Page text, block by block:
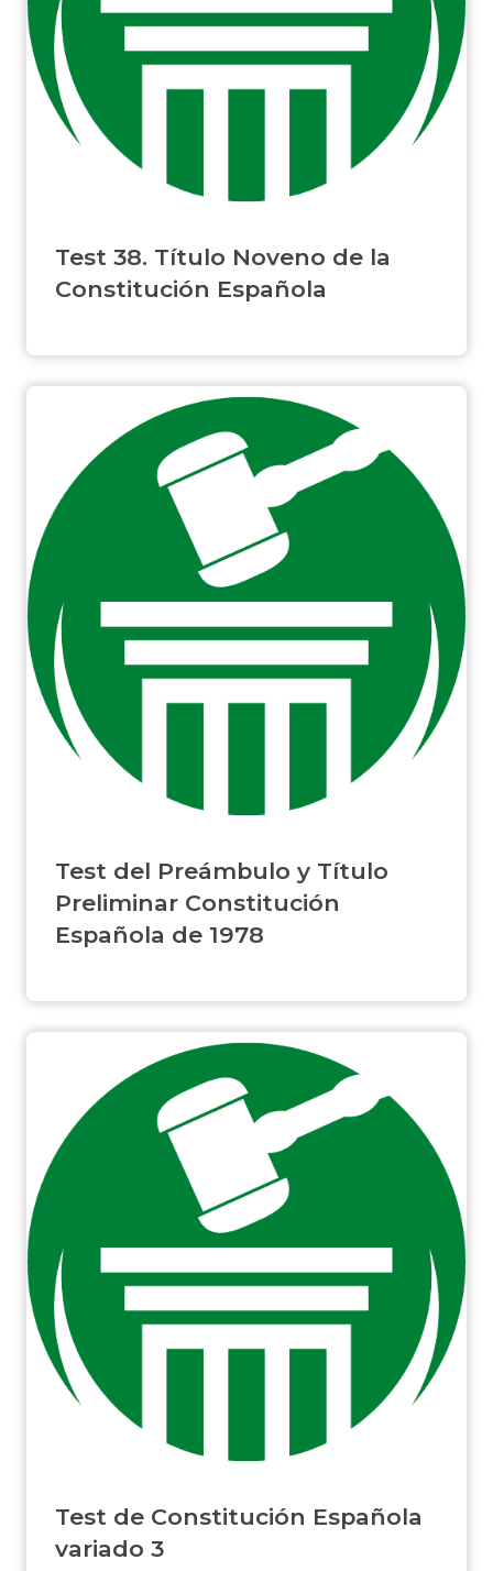
Test 38. Título Noveno de la
Constitución Española
Test del Preámbulo y Título
Preliminar Constitución
Española de 1978
Test de Constitución Española
variado 3